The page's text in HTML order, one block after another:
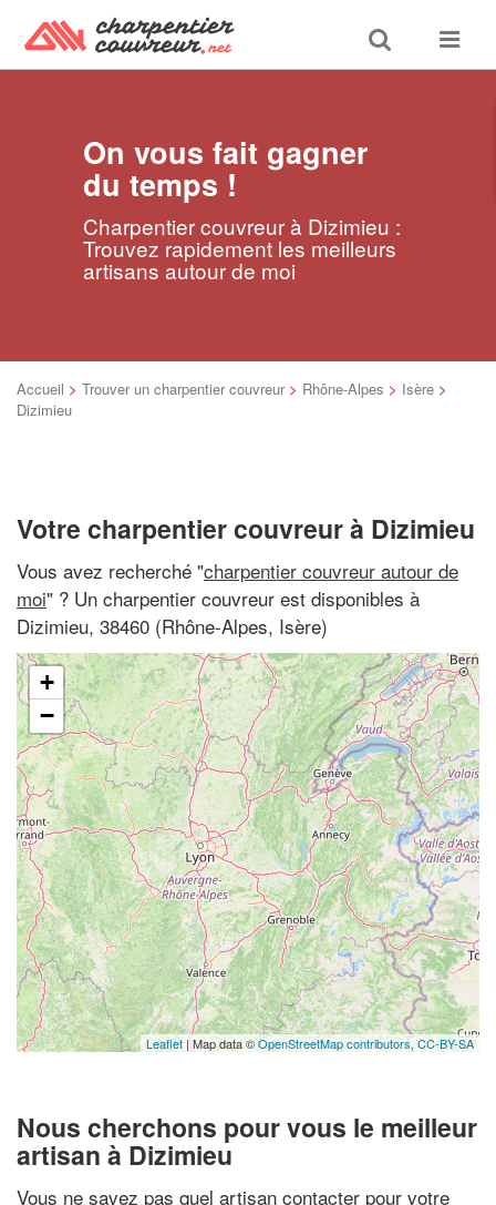
Toggle
search
Toggle
On vous fait gagner
du temps !
Charpentier couvreur à Dizimieu :
Trouvez rapidement les meilleurs
artisans autour de moi
Accueil > Trouver un charpentier couvreur > Rhône-Alpes > Isère >
Dizimieu
Votre charpentier couvreur à Dizimieu
Vous avez recherché "charpentier couvreur autour de
moi" ? Un charpentier couvreur est disponibles à
Dizimieu, 38460 (Rhône-Alpes, Isère)
+
−
Leaflet | Map data ©OpenStreetMap contributors, CC-BY-SA
Nous cherchons pour vous le meilleur
artisan à Dizimieu
Vous ne savez pas quel artisan contacter pour votre